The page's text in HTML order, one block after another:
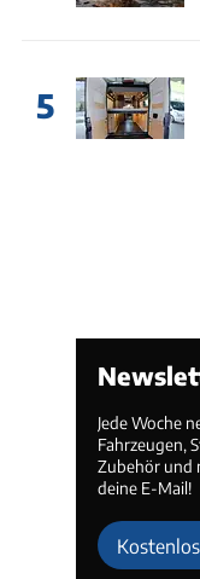
5
Jede Woche
Fahrzeugen,
Zubehör und
deine E-Mail!